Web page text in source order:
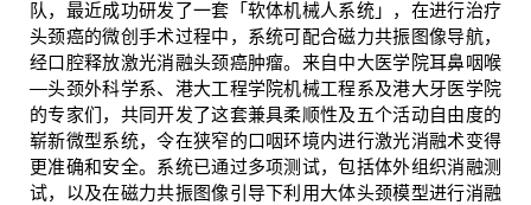
队，最近成功研发了一套「软体机械人系统」，在进行治疗
头颈癌的微创手术过程中，系统可配合磁力共振图像导航，
经口腔释放激光消融头颈癌肿瘤。来自中大医学院耳鼻咽喉
―头颈外科学系、港大工程学院机械工程系及港大牙医学院
的专家们，共同开发了这套兼具柔顺性及五个活动自由度的
崭新微型系统，令在狭窄的口咽环境内进行激光消融术变得
更准确和安全。系统已通过多项测试，包括体外组织消融测
试，以及在磁力共振图像引导下利用大体头颈模型进行消融